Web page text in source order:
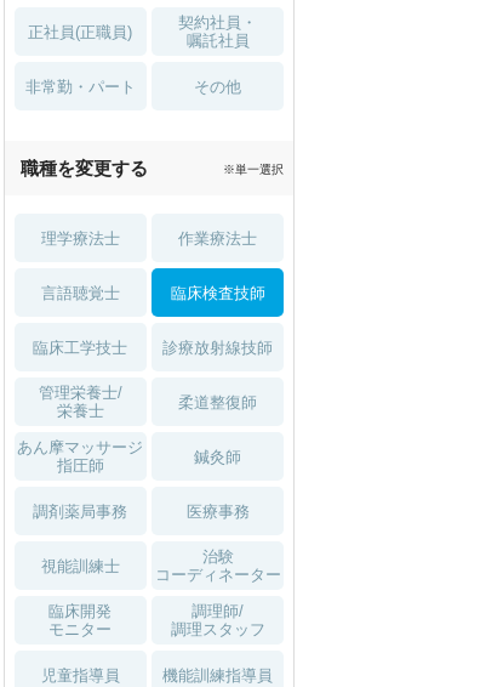
セラピスト
世の中の需要の高まりととも
に増加傾向の「介護施設」求
人をご紹介！
土日祝休 無資格 OK
積極採用中 WEB面接OK
正社員(正職員)
契約社員・
嘱託社員
非常勤・パート その他
職種を変更する ※単一選択
理学療法士 作業療法士
言語聴覚士 臨床検査技師
臨床工学技士 診療放射線技師
管理栄養士/
栄養士
柔道整復師
あん摩マッサージ
指圧師
鍼灸師
調剤薬局事務 医療事務
視能訓練士
治験
コーディネーター
臨床開発
モニター
調理師/
調理スタッフ
児童指導員 機能訓練指導員